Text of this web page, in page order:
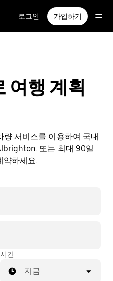
로그인 가입하기
행 계획
량 서비스를 이용하여 국내
또는 최대 90일
약하세요.
시간
지금